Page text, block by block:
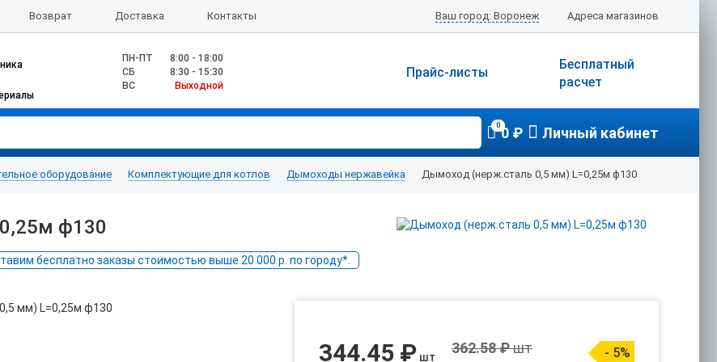
Возврат Доставка Контакты Адреса магазинов
Ваш город: Воронеж
ПН-ПТ
8:00 - 18:00
CБ
8:30 - 15:30
ВС
Выходной
Бесплатный
расчет
Прайс-листы
00 ₽ Личный кабинет
оборудование Комплектующие для котлов Дымоходы нержавейка Дымоход (нерж.сталь 0,5 мм) L=0,25м ф130
ф130
бесплатно заказы стоимостью выше 20 000 р. по городу*.
344.45 ₽ шт
362.58 ₽шт - 5%